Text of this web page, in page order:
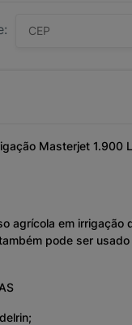
Masterjet 1.900
agrícola em irrigação
pode ser